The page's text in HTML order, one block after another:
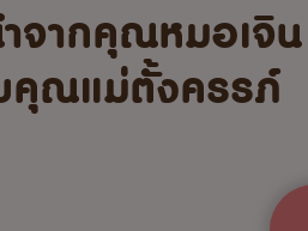
ำจากคุณหมอเจิน
คุณแม่ตั้งครรภ์